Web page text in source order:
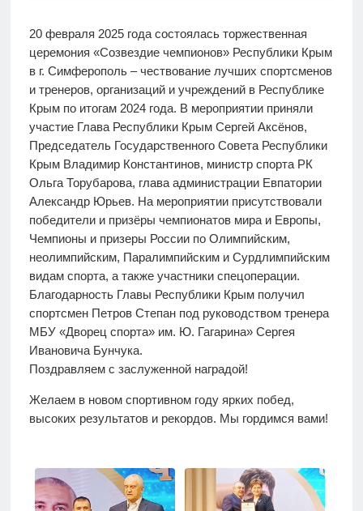
20 февраля 2025 года состоялась торжественная
церемония «Созвездие чемпионов» Республики Крым
в г. Симферополь – чествование лучших спортсменов
и тренеров, организаций и учреждений в Республике
Крым по итогам 2024 года. В мероприятии приняли
участие Глава Республики Крым Сергей Аксёнов,
Председатель Государственного Совета Республики
Крым Владимир Константинов, министр спорта РК
Ольга Торубарова, глава администрации Евпатории
Александр Юрьев. На мероприятии присутствовали
победители и призёры чемпионатов мира и Европы,
Чемпионы и призеры России по Олимпийским,
неолимпийским, Паралимпийским и Сурдлимпийским
видам спорта, а также участники спецоперации.
Благодарность Главы Республики Крым получил
спортсмен Петров Степан под руководством тренера
МБУ «Дворец спорта» им. Ю. Гагарина» Сергея
Ивановича Бунчука.
Поздравляем с заслуженной наградой!
Желаем в новом спортивном году ярких побед,
высоких результатов и рекордов. Мы гордимся вами!